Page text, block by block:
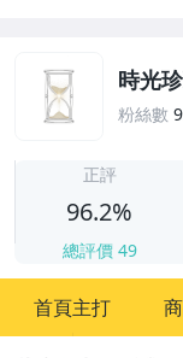
時光
粉絲數
正評
96.2%
總評價 49
首頁主打